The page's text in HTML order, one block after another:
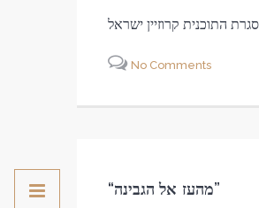
No Comments
“מהעז אל הגבינה”